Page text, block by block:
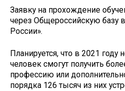
Заявку на прохождение
через Общероссийскую базу
России».
Планируется, что в 2021 году
человек смогут получить
профессию или
порядка 126 тысяч из них